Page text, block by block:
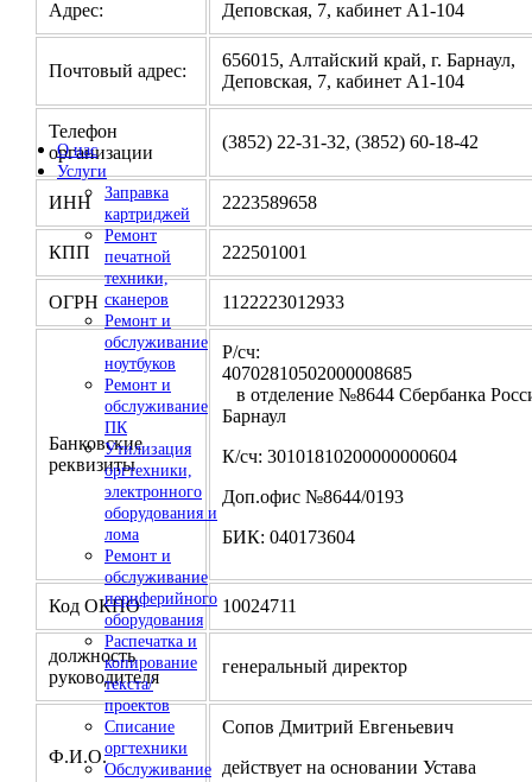
О нас
Услуги
Заправка
картриджей
Ремонт
печатной
техники,
сканеров
Ремонт и
обслуживание
ноутбуков
Ремонт и
обслуживание
ПК
Утилизация
оргтехники,
электронного
оборудования и
лома
Ремонт и
обслуживание
периферийного
оборудования
Распечатка и
копирование
текста/
проектов
Списание
оргтехники
Обслуживание
Адрес:
Деповская, 7, кабинет А1-104
Почтовый адрес:
656015, Алтайский край, г. Барнаул,
Деповская, 7, кабинет А1-104
Телефон
организации
(3852) 22-31-32, (3852) 60-18-42
ИНН 2223589658
КПП 222501001
ОГРН 1122223012933
Банковские
реквизиты
Р/сч:
в отделение №8644 Сбербанка
Барнаул
К/сч: 30101810200000000604
Доп.офис №8644/0193
БИК: 040173604
Код ОКПО 10024711
должность
руководителя
генеральный директор
Ф.И.О.
Сопов Дмитрий Евгеньевич
действует на основании Устава